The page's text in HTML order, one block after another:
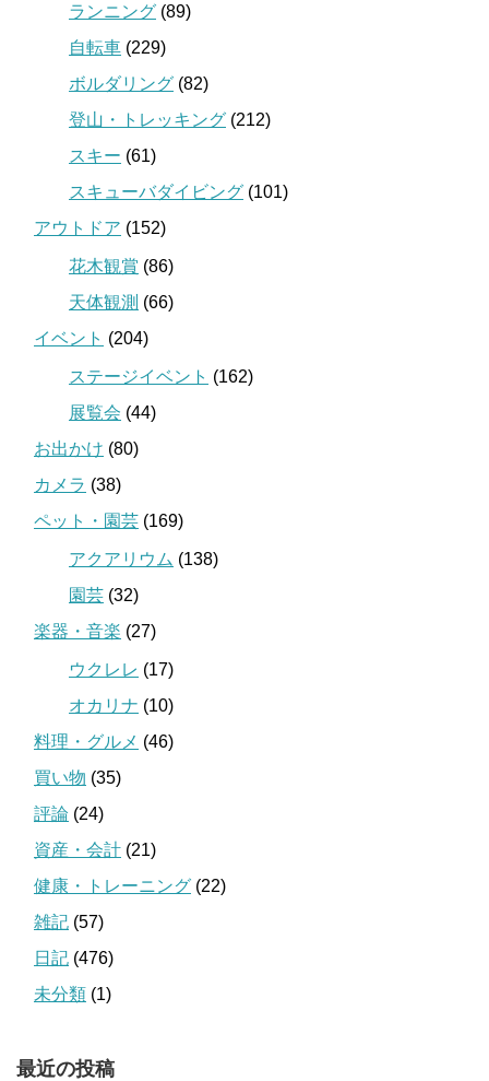
ランニング (89)
自転車 (229)
ボルダリング (82)
登山・トレッキング (212)
スキー (61)
スキューバダイビング (101)
アウトドア (152)
花木観賞 (86)
天体観測 (66)
イベント (204)
ステージイベント (162)
展覧会 (44)
お出かけ (80)
カメラ (38)
ペット・園芸 (169)
アクアリウム (138)
園芸 (32)
楽器・音楽 (27)
ウクレレ (17)
オカリナ (10)
料理・グルメ (46)
買い物 (35)
評論 (24)
資産・会計 (21)
健康・トレーニング (22)
雑記 (57)
日記 (476)
未分類 (1)
最近の投稿